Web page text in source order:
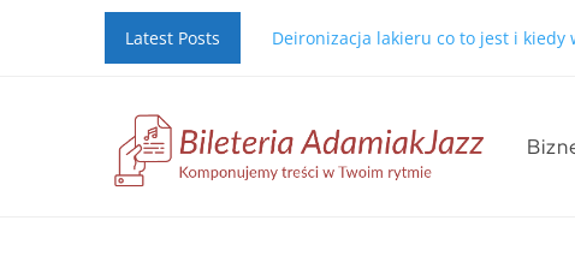
Latest Posts Deironizacja lakieru co to jest i kiedy